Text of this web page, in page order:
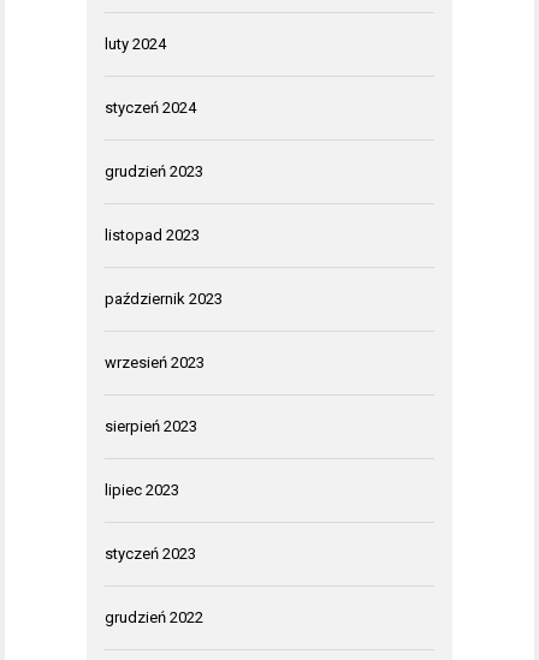
luty 2024
styczeń 2024
grudzień 2023
listopad 2023
październik 2023
wrzesień 2023
sierpień 2023
lipiec 2023
styczeń 2023
grudzień 2022